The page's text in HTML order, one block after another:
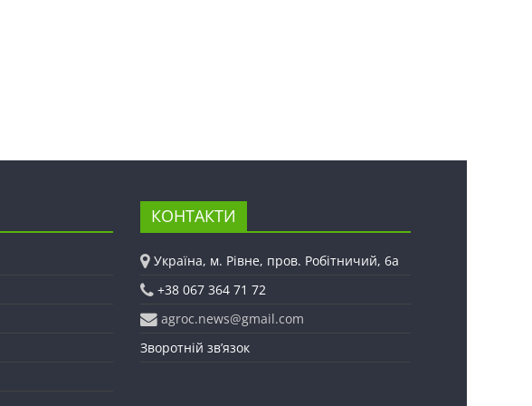
КОНТАКТИ
Україна, м. Рівне, пров. Робітничий, 6а
+38 067 364 71 72
agroc.news@gmail.com
Зворотній зв’язок